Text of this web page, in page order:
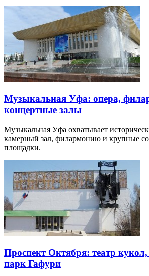
Музыкальная Уфа: опера,
концертные залы
Музыкальная Уфа охватывает
камерный зал, филармонию и крупные
площадки.
Проспект Октября: театр
парк Гафури